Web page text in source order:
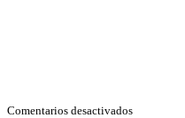
Comentarios desactivadosen